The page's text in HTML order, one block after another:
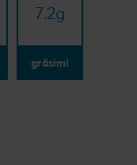
7.2g
grăsimi